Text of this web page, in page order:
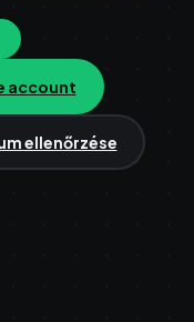
account
ellenőrzése